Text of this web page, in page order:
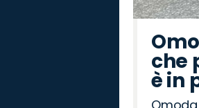
che
è in